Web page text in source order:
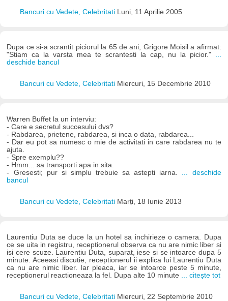
Bancuri cu Vedete, Celebritati Luni, 11 Aprilie 2005
Dupa ce si-a scrantit piciorul la 65 de ani, Grigore Moisil a afirmat:
"Stiam ca la varsta mea te scrantesti la cap, nu la picior." ...
deschide bancul
Bancuri cu Vedete, Celebritati Miercuri, 15 Decembrie 2010
Warren Buffet la un interviu:
- Care e secretul succesului dvs?
- Rabdarea, prietene, rabdarea, si inca o data, rabdarea...
- Dar eu pot sa numesc o mie de activitati in care rabdarea nu te
ajuta.
- Spre exemplu??
- Hmm... sa transporti apa in sita.
- Gresesti; pur si simplu trebuie sa astepti iarna.
... deschide
bancul
Bancuri cu Vedete, Celebritati Marți, 18 Iunie 2013
Laurentiu Duta se duce la un hotel sa inchirieze o camera. Dupa
ce se uita in registru, receptionerul observa ca nu are nimic liber si
isi cere scuze. Laurentiu Duta, suparat, iese si se intoarce dupa 5
minute. Aceeasi discutie, receptionerul ii explica lui Laurentiu Duta
ca nu are nimic liber. Iar pleaca, iar se intoarce peste 5 minute,
receptionerul reactioneaza la fel. Dupa alte 10 minute
... citește tot
Bancuri cu Vedete, Celebritati Miercuri, 22 Septembrie 2010